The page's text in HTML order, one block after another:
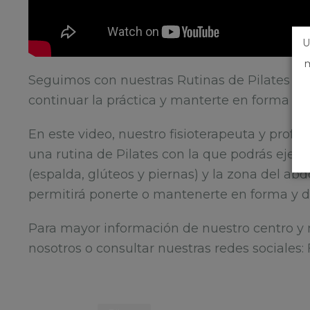
Seguimos con nuestras Rutinas de Pilates
continuar la práctica y manterte en forma
En este video, nuestro fisioterapeuta y
una rutina de Pilates con la que podrás
(espalda, glúteos y piernas) y la zona del
permitirá ponerte o mantenerte en forma y
Para mayor información de nuestro centro
nosotros o consultar nuestras redes